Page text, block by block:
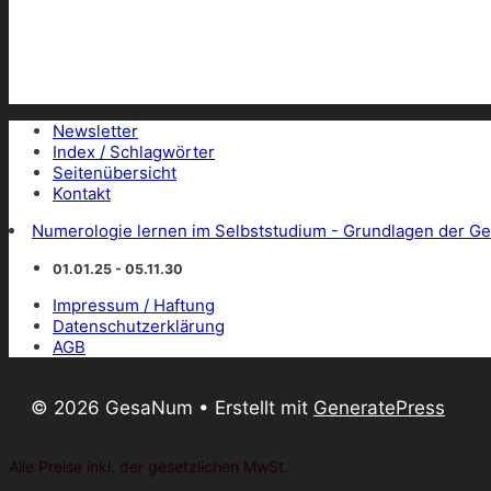
Newsletter
Index / Schlagwörter
Seitenübersicht
Kontakt
Numerologie lernen im Selbststudium - Grundlagen der
01.01.25 - 05.11.30
Impressum / Haftung
Datenschutzerklärung
AGB
© 2026 GesaNum • Erstellt mit GeneratePress
Alle Preise inkl. der gesetzlichen MwSt.